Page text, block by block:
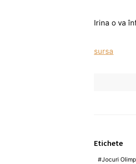
Irina o va
sursa
Etichete
Jocuri